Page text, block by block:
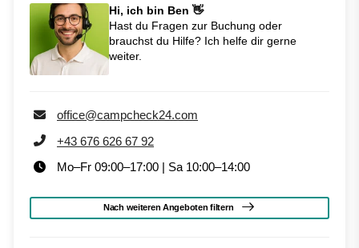
Hi, ich bin Ben 👋
Hast du Fragen zur Buchung oder
brauchst du Hilfe? Ich helfe dir gerne
weiter.
office@campcheck24.com
+43 676 626 67 92
Mo–Fr 09:00–17:00 | Sa 10:00–14:00
Nach weiteren Angeboten filtern